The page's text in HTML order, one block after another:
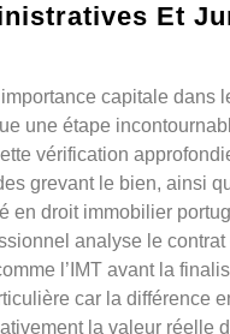
Et
capitale dans
une étape
vérification
grevant le bien, ainsi
en droit immobilier
analyse le
l’IMT avant la
car la différence
la valeur réelle